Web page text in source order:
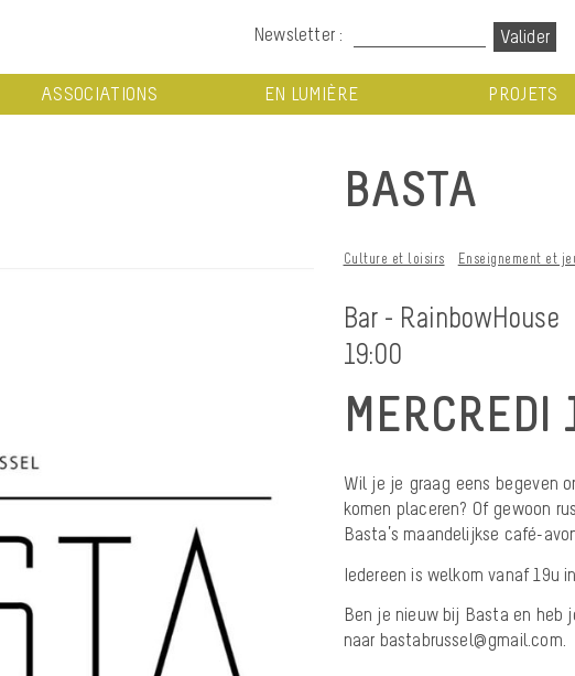
Newsletter :
ASSOCIATIONS EN LUMIÈRE PROJETS
BASTA
Culture et loisirs Enseignement et
Bar - RainbowHouse
19:00
Wil je je graag eens begeven
komen placeren? Of gewoon
Basta’s maandelijkse café-
Iedereen is welkom vanaf 19u
Ben je nieuw bij Basta en heb
naar bastabrussel@gmail.com.